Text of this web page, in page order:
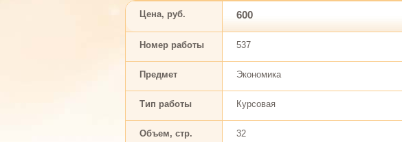
Цена, руб. 600
Номер работы 537
Предмет Экономика
Тип работы Курсовая
Объем, стр. 32